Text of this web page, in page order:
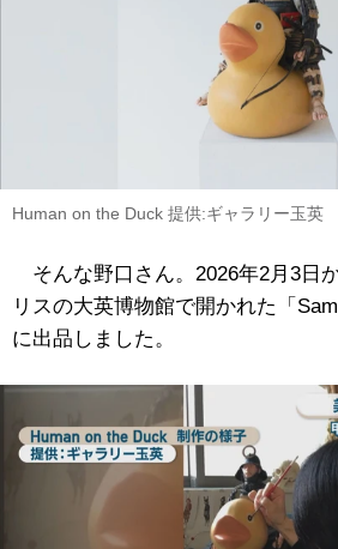
Human on the Duck 提供:ギャラリー玉英
そんな野口さん。2026年2月3日
リスの大英博物館で開かれた「
に出品しました。